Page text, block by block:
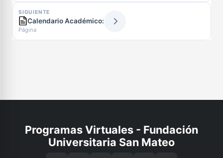
SIGUIENTE
Calendario Académico:
Página
Programas Virtuales - Fundación
Universitaria San Mateo